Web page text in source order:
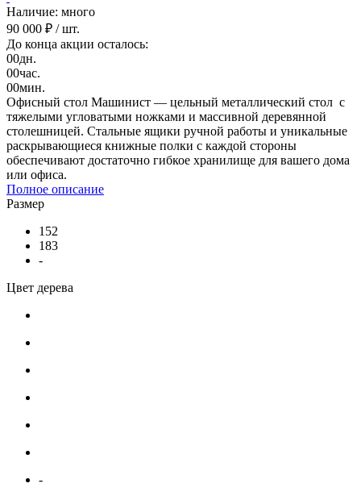
Наличие: много
90 000 ₽ / шт.
До конца акции осталось:
00дн.
00час.
00мин.
Офисный стол Машинист — цельный металлический стол с
тяжелыми угловатыми ножками и массивной деревянной
столешницей. Стальные ящики ручной работы и уникальные
раскрывающиеся книжные полки с каждой стороны
обеспечивают достаточно гибкое хранилище для вашего дома
или офиса.
Полное описание
Размер
152
183
-
Цвет дерева
-